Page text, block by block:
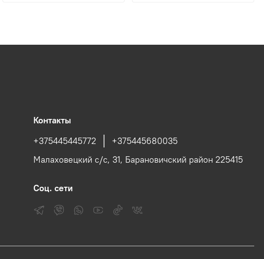
Контакты
+375445445772
+375445680035
Малаховецкий с/c, 31, Барановичский район 225415
Соц. сети